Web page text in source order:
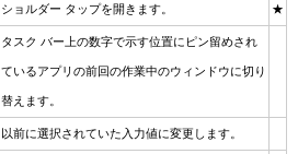
ショルダー タップを開きます。 ★
タスク バー上の数字で示す位置にピン留めされ
ているアプリの前回の作業中のウィンドウに切り
替えます。
以前に選択されていた入力値に変更します。